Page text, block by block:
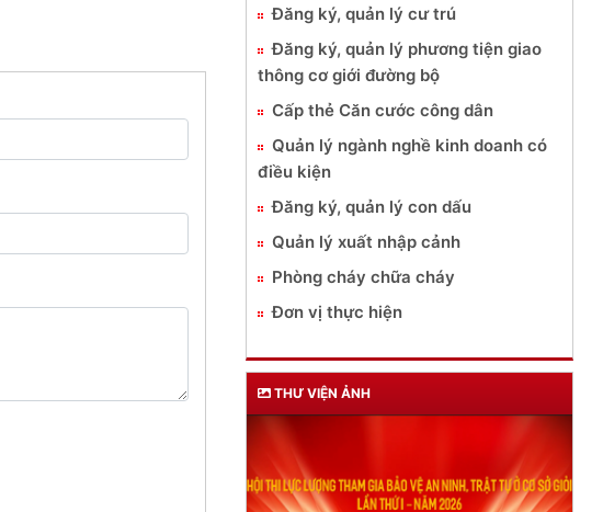
Đăng ký, quản lý cư trú
Đăng ký, quản lý phương tiện giao
thông cơ giới đường bộ
Cấp thẻ Căn cước công dân
Quản lý ngành nghề kinh doanh có
điều kiện
Đăng ký, quản lý con dấu
Quản lý xuất nhập cảnh
Phòng cháy chữa cháy
Đơn vị thực hiện
THƯ VIỆN ẢNH